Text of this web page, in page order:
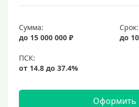
Сумма:
до 15 000 000 ₽
Срок:
до
Оформить